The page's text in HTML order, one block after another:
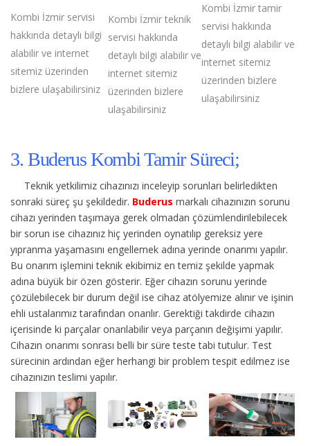
Kombi İzmir servisi
hakkında detaylı bilgi
alabilir ve internet
sitemiz üzerinden
bizlere ulaşabilirsiniz
Kombi İzmir teknik
servisi hakkında
detaylı bilgi alabilir ve
internet sitemiz
üzerinden bizlere
ulaşabilirsiniz
Kombi İzmir tamir
servisi hakkında
detaylı bilgi alabilir ve
internet sitemiz
üzerinden bizlere
ulaşabilirsiniz
3. Buderus Kombi Tamir Süreci;
Teknik yetkilimiz cihazınızı inceleyip sorunları belirledikten
sonraki süreç şu şekildedir. Buderus markalı cihazınızın sorunu
cihazı yerinden taşımaya gerek olmadan çözümlendirilebilecek
bir sorun ise cihazınız hiç yerinden oynatılıp gereksiz yere
yıpranma yaşamasını engellemek adına yerinde onarımı yapılır.
Bu onarım işlemini teknik ekibimiz en temiz şekilde yapmak
adına büyük bir özen gösterir. Eğer cihazın sorunu yerinde
çözülebilecek bir durum değil ise cihaz atölyemize alınır ve işinin
ehli ustalarımız tarafından onarılır. Gerektiği takdirde cihazın
içerisinde ki parçalar onarılabilir veya parçanın değişimi yapılır.
Cihazın onarımı sonrası belli bir süre teste tabi tutulur. Test
sürecinin ardından eğer herhangi bir problem tespit edilmez ise
cihazınızın teslimi yapılır.